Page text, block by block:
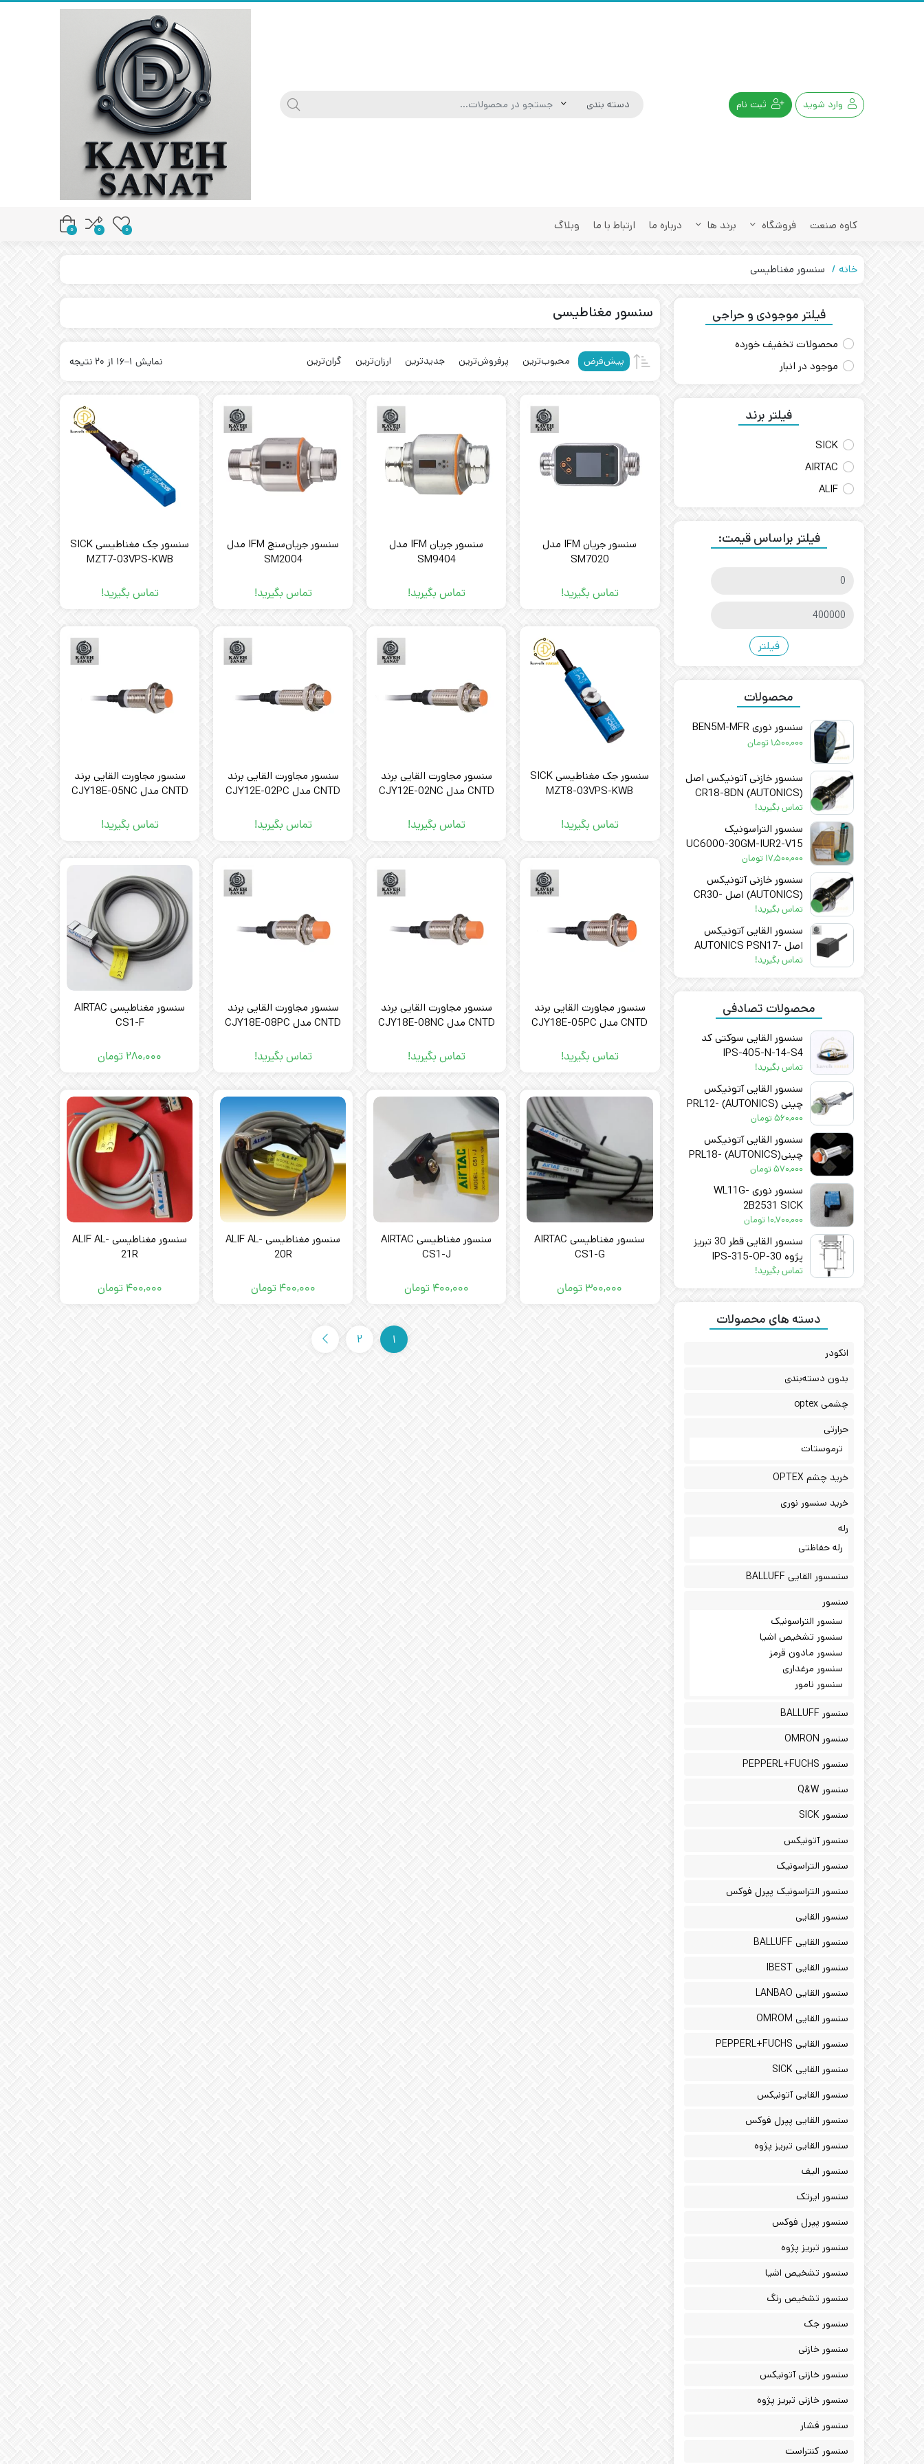
وارد شوید ثبت نام
کاوه صنعت فروشگاه برند ها درباره ما ارتباط با ما وبلاگ 0
0
0
خانه سنسور مغناطیسی
سنسور مغناطیسی
پیش‌فرض محبوب‌ترین پرفروش‌ترین جدیدترین ارزان‌ترین گران‌ترین نمایش 1–16 از 20 نتیجه
سنسور جریان IFM مدل
SM7020
تماس بگیرید!
سنسور جریان IFM مدل
SM9404
تماس بگیرید!
سنسور جریان‌سنج IFM مدل
SM2004
تماس بگیرید!
سنسور جک مغناطیسی SICK
MZT7-03VPS-KWB
تماس بگیرید!
سنسور جک مغناطیسی SICK
MZT8-03VPS-KWB
تماس بگیرید!
سنسور مجاورت القایی برند
CNTD مدل CJY12E-02NC
تماس بگیرید!
سنسور مجاورت القایی برند
CNTD مدل CJY12E-02PC
تماس بگیرید!
سنسور مجاورت القایی برند
CNTD مدل CJY18E-05NC
تماس بگیرید!
سنسور مجاورت القایی برند
CNTD مدل CJY18E-05PC
تماس بگیرید!
سنسور مجاورت القایی برند
CNTD مدل CJY18E-08NC
تماس بگیرید!
سنسور مجاورت القایی برند
CNTD مدل CJY18E-08PC
تماس بگیرید!
سنسور مغناطیسی AIRTAC
CS1-F
۲۸۰,۰۰۰ تومان
سنسور مغناطیسی AIRTAC
CS1-G
۳۰۰,۰۰۰ تومان
سنسور مغناطیسی AIRTAC
CS1-J
۴۰۰,۰۰۰ تومان
سنسور مغناطیسی ALIF AL-
20R
۴۰۰,۰۰۰ تومان
سنسور مغناطیسی ALIF AL-
21R
۴۰۰,۰۰۰ تومان
1
2
فیلتر موجودی و حراجی
محصولات تخفیف خورده
موجود در انبار
فیلتر برند
SICK
AIRTAC
ALIF
فیلتر براساس قیمت:
فیلتر
محصولات
سنسور نوری BEN5M-MFR
۱,۵۰۰,۰۰۰ تومان
سنسور خازنی آتونیکس اصل
(AUTONICS) CR18-8DN
تماس بگیرید!
سنسور التراسونیک
UC6000-30GM-IUR2-V15
۱۷,۵۰۰,۰۰۰ تومان
سنسور خازنی آتونیکس
(AUTONICS) اصل CR30-
15AO
تماس بگیرید!
سنسور القایی آتونیکس
اصل AUTONICS PSN17-
5DP
تماس بگیرید!
محصولات تصادفی
سنسور القایی سوکتی کد
IPS-405-N-14-S4
تماس بگیرید!
سنسور القایی آتونیکس
چینی (AUTONICS) PRL12-
4DN3
۵۶۰,۰۰۰تومان
سنسور القایی آتونیکس
چینی(AUTONICS) PRL18-
8DP3
۵۷۰,۰۰۰تومان
سنسور نوری WL11G-
2B2531 SICK
۱۰,۷۰۰,۰۰۰ تومان
سنسور القایی قطر 30 تبریز
پژوه IPS-315-OP-30
تماس بگیرید!
دسته های محصولات
انکودر
بدون دسته‌بندی
چشمی optex
حرارتی
ترموستات
خرید چشم OPTEX
خرید سنسور نوری
رله
رله حفاظتی
سنسسور القایی BALLUFF
سنسور
سنسور التراسونیک
سنسور تشخیص اشیا
سنسور مادون قرمز
سنسور مرغداری
سنسور نامور
سنسور BALLUFF
سنسور OMRON
سنسور PEPPERL+FUCHS
سنسور Q&W
سنسور SICK
سنسور آتونیکس
سنسور التراسونیک
سنسور التراسونیک پپرل فوکس
سنسور القایی
سنسور القایی BALLUFF
سنسور القایی IBEST
سنسور القایی LANBAO
سنسور القایی OMROM
سنسور القایی PEPPERL+FUCHS
سنسور القایی SICK
سنسور القایی آتونیکس
سنسور القایی پپرل فوکس
سنسور القایی تبریز پژوه
سنسور الیف
سنسور ایرتک
سنسور پپرل فوکس
سنسور تبریز پژوه
سنسور تشخیص اشیا
سنسور تشخیص رنگ
سنسور جک
سنسور خازنی
سنسور خازنی آتونیکس
سنسور خازنی تبریز پژوه
سنسور فشار
سنسور کنتراست